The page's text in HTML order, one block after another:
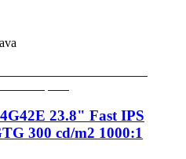
23.8" Fast IPS
300 cd/m2 1000:1